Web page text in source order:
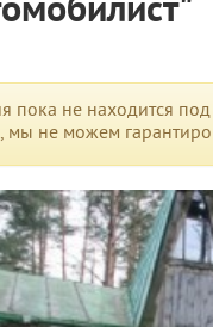
пока не находится
не можем